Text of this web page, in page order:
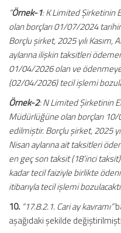
“Örnek-1: K Limited Şirketinin
olan borçları 01/07/2024
Borçlu şirket, 2025 yılı Kasım,
aylarına ilişkin taksitleri
01/04/2026 olan ve
(02/04/2026) tecil işlemi
Örnek-2: N Limited Şirketinin
Müdürlüğüne olan borçları
edilmiştir. Borçlu şirket, 2025
Nisan aylarına ait taksitleri
en geç son taksit (18’inci
kadar tecil faiziyle birlikte
itibarıyla tecil işlemi
10. “17.8.2.1. Cari ay kavramı”
aşağıdaki şekilde